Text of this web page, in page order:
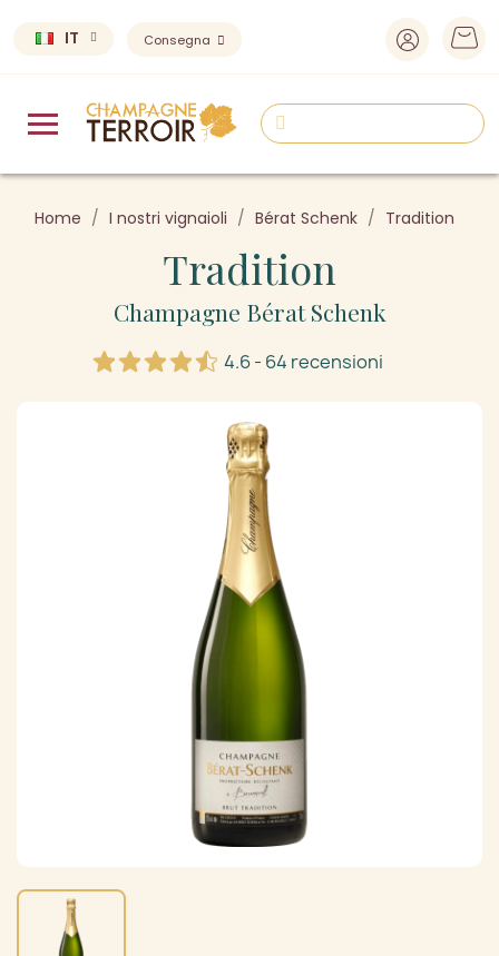
IT Consegna
Home I nostri vignaioli Bérat Schenk Tradition
Tradition
Champagne Bérat Schenk
4.6 - 64 recensioni